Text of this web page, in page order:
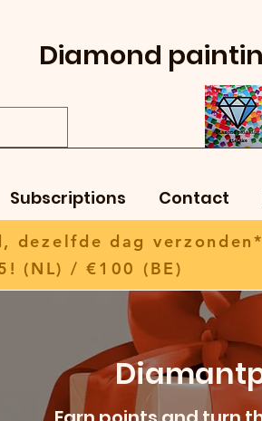
Diamond
Subscriptions Contact
dezelfde dag
(NL) / €100 (BE)